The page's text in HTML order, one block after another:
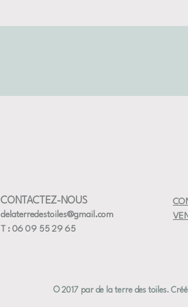
CONTACTEZ-NOUS
delaterredestoiles@gmail.com
T : 06 09 55 29 65
© 2017 par de la terre des toiles.